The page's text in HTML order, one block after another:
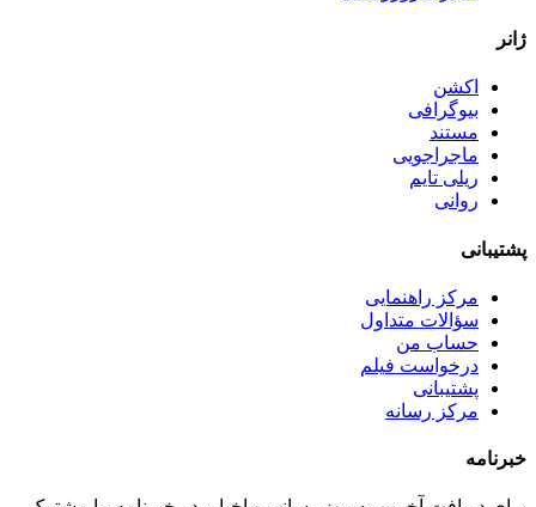
ژانر
اکشن
بیوگرافی
مستند
ماجراجویی
ریلی تایم
روانی
پشتیبانی
مرکز راهنمایی
سؤالات متداول
حساب من
درخواست فیلم
پشتیبانی
مرکز رسانه
خبرنامه